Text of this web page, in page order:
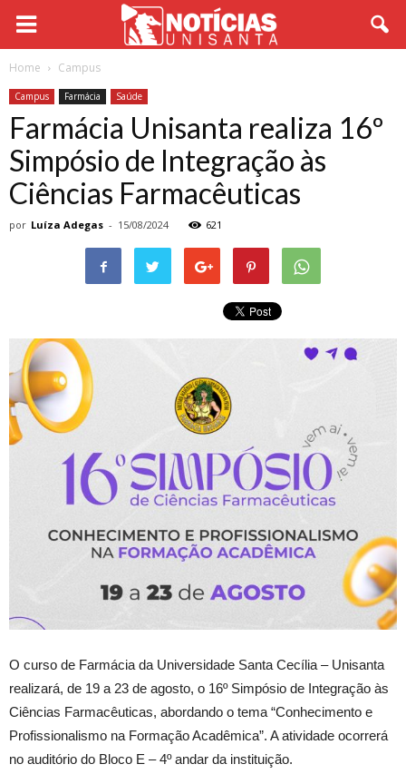
Home Campus
Campus Farmácia Saúde
Farmácia Unisanta realiza 16º
Simpósio de Integração às
Ciências Farmacêuticas
por Luíza Adegas - 15/08/2024 621
O curso de Farmácia da Universidade Santa Cecília – Unisanta
realizará, de 19 a 23 de agosto, o 16º Simpósio de Integração às
Ciências Farmacêuticas, abordando o tema “Conhecimento e
Profissionalismo na Formação Acadêmica”. A atividade ocorrerá
no auditório do Bloco E – 4º andar da instituição.